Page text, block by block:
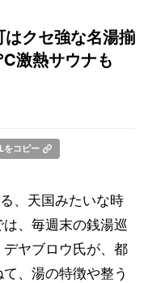
はクセ強な名湯揃
激熱サウナも
をコピー
、天国みたいな時
、毎週末の銭湯巡
ヤブロウ氏が、都
、湯の特徴や整う